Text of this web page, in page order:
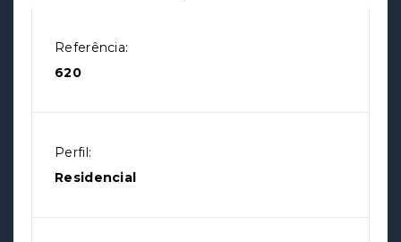
Referência:
620
Perfil:
Residencial